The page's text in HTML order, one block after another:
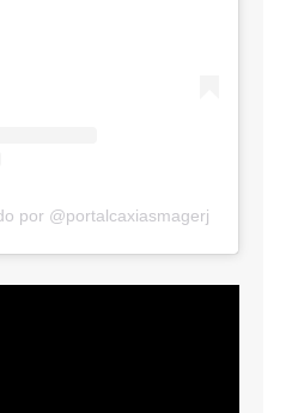
por @portalcaxiasmagerj